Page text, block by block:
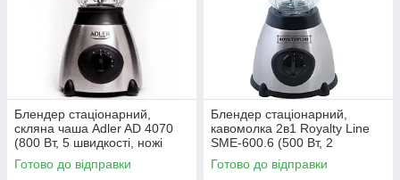
Блендер стаціонарний,
скляна чаша Adler AD 4070
(800 Вт, 5 швидкості, ножі
нержавіюча сталь, чаша 1.5
л)
Готово до відправки
Блендер стаціонарний,
кавомолка 2в1 Royalty Line
SME-600.6 (500 Вт, 2
швидкості, чаша 1.5 л)
Готово до відправки